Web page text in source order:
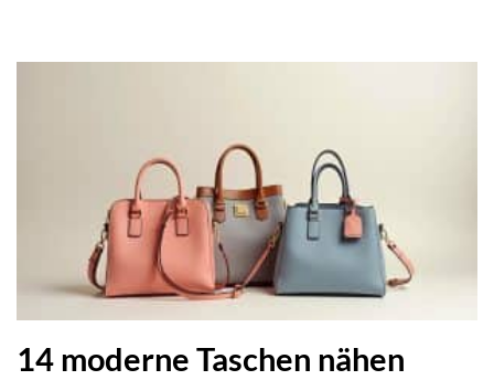
14 moderne Taschen nähen